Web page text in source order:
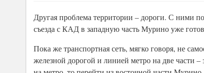
Другая проблема территории – дороги. С ними
съезда с КАД в западную часть Мурино уже
Пока же транспортная сеть, мягко говоря, не
железной дорогой и линией метро на две части